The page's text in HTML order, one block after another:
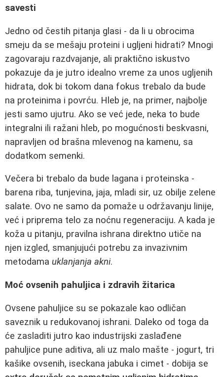
savesti
Jedno od čestih pitanja glasi - da li u obrocima
smeju da se mešaju proteini i ugljeni hidrati? Mnogi
zagovaraju razdvajanje, ali praktično iskustvo
pokazuje da je jutro idealno vreme za unos ugljenih
hidrata, dok bi tokom dana fokus trebalo da bude
na proteinima i povrću. Hleb je, na primer, najbolje
jesti samo ujutru. Ako se već jede, neka to bude
integralni ili ražani hleb, po mogućnosti beskvasni,
napravljen od brašna mlevenog na kamenu, sa
dodatkom semenki.
Večera bi trebalo da bude lagana i proteinska -
barena riba, tunjevina, jaja, mladi sir, uz obilje zelene
salate. Ovo ne samo da pomaže u održavanju linije,
već i priprema telo za noćnu regeneraciju. A kada je
koža u pitanju, pravilna ishrana direktno utiče na
njen izgled, smanjujući potrebu za invazivnim
metodama uklanjanja akni.
Moć ovsenih pahuljica i zdravih žitarica
Ovsenе pahuljice su se pokazale kao odličan
saveznik u redukovanoj ishrani. Daleko od toga da
će zasladiti jutro kao industrijski zaslađene
pahuljice pune aditiva, ali uz malo mašte - jogurt, tri
kašike ovsenih, iseckana jabuka i cimet - dobija se